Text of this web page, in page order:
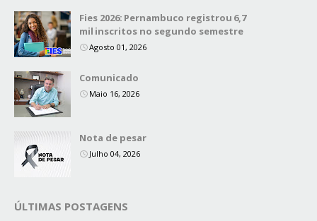
Fies 2026: Pernambuco registrou 6,7
mil inscritos no segundo semestre
Agosto 01, 2026
Comunicado
Maio 16, 2026
Nota de pesar
Julho 04, 2026
ÚLTIMAS POSTAGENS